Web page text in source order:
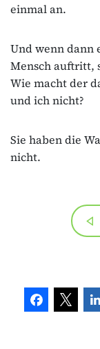
einmal an.
Und wenn dann
Mensch auftritt,
Wie macht der
und ich nicht?
Sie haben die
nicht.